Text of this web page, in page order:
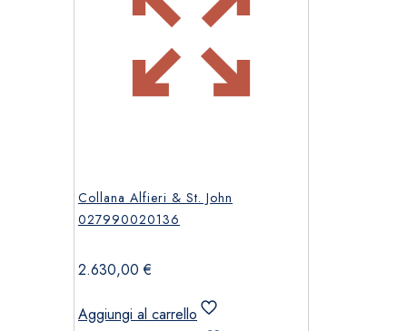
Collana Alfieri & St. John
027990020136
2.630,00€
Aggiungi al carrello